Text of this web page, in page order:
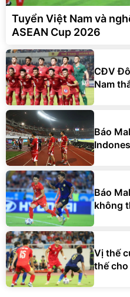
Tuyển Việt Nam và
ASEAN Cup 2026
CĐV
Nam
Báo
Báo
không
Vị thế
thế